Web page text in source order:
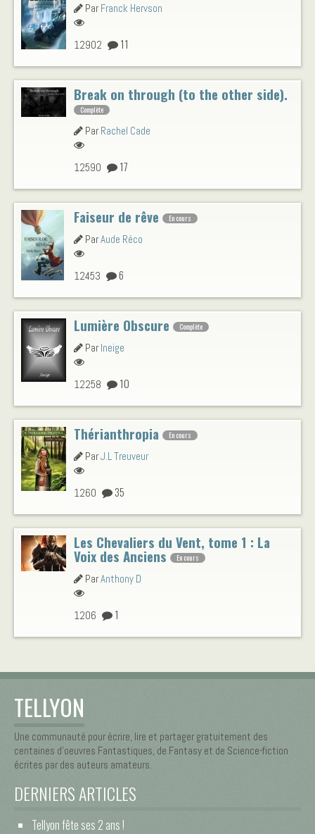
ParFranck Hervson
12902 11
Break on through (to the other side).
Complète
ParRachel Cade
12590 17
Faiseur de rêve En cours
ParAude Réco
12453 6
Lumière Obscure Complète
ParIneige
12258 10
Thérianthropia En cours
ParJ.L Treuveur
1260 35
Les Chevaliers du Vent, tome 1 : La
Voix des Anciens En cours
ParAnthony D
1206 1
TELLYON
Une communauté pour écrire, lire et partager gratuitement des
centaines d’oeuvres Fantastiques, de Fantasy et de Science-fiction
écrites par des auteurs amateurs.
DERNIERS ARTICLES
Tellyon fête ses 2 ans !